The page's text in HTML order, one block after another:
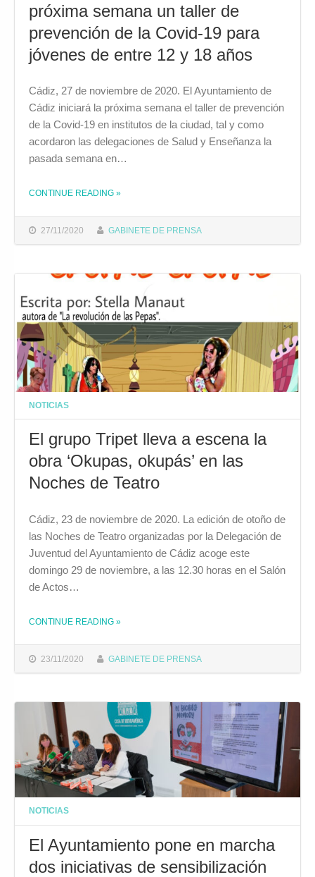
próxima semana un taller de
prevención de la Covid-19 para
jóvenes de entre 12 y 18 años
27/11/2020 GABINETE DE PRENSA
Cádiz, 27 de noviembre de 2020. El Ayuntamiento de
Cádiz iniciará la próxima semana el taller de prevención
de la Covid-19 en institutos de la ciudad, tal y como
acordaron las delegaciones de Salud y Enseñanza la
pasada semana en…
CONTINUE READING »
NOTICIAS
El grupo Tripet lleva a escena la
obra ‘Okupas, okupás’ en las
Noches de Teatro
23/11/2020 GABINETE DE PRENSA
Cádiz, 23 de noviembre de 2020. La edición de otoño de
las Noches de Teatro organizadas por la Delegación de
Juventud del Ayuntamiento de Cádiz acoge este
domingo 29 de noviembre, a las 12.30 horas en el Salón
de Actos…
CONTINUE READING THE "EL GRUPO TRIPET LLEVA A ESCENA LA OBRA ‘OKUPAS, OKUPÁS’ EN LAS NOCHES DE TEATRO"
»
NOTICIAS
El Ayuntamiento pone en marcha
dos iniciativas de sensibilización